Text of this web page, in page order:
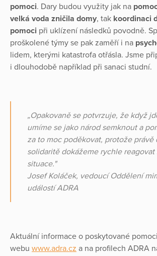
pomoci. Dary budou využity jak na
velká voda zničila domy, tak koordinaci
pomoci při uklízení následků povodně.
proškolené týmy se pak zaměří i na
lidem, kterými katastrofa otřásla. Jsme
i dlouhodobě například při sanaci studní.
„Opakovaně se potvrzuje, že když
umíme se jako národ semknout a
za to moc poděkovat, protože právě
solidaritě dokážeme rychle reagovat
situace."
Josef Koláček, vedoucí Oddělení
událostí ADRA
Aktuální informace o poskytované
webu www.adra.cz a na profilech ADRA